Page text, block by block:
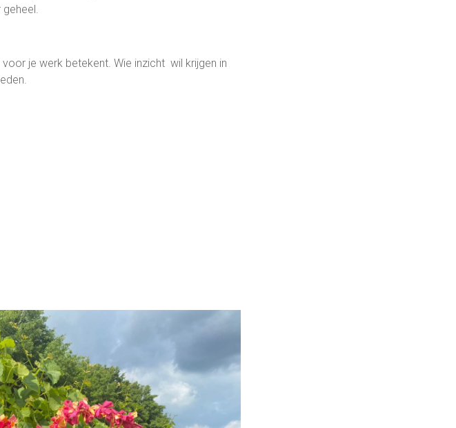
geheel.
je werk betekent. Wie inzicht wil krijgen in